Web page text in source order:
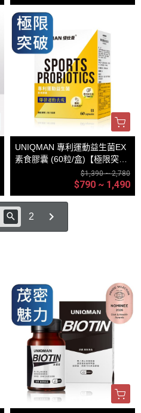
UNIQMAN 專利運動益生菌EX
素食膠囊 (60粒/盒)【極限突破
$1,390 ~ 2,780
$790 ~ 1,490
2